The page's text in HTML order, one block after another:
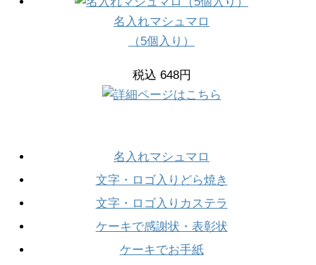
名入れマシュマロ
（5個入り）
税込 648円
名入れマシュマロ
文字・ロゴ入りどら焼き
文字・ロゴ入りカステラ
ケーキで感謝状・表彰状
ケーキでお手紙